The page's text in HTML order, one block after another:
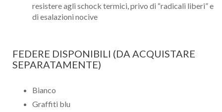
resistere agli schock termici, privo di “radicali liberi” e
di esalazioni nocive
FEDERE DISPONIBILI (DA ACQUISTARE
SEPARATAMENTE)
Bianco
Graffiti blu